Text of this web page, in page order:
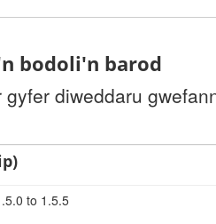
bodoli'n barod
diweddaru
to 1.5.5